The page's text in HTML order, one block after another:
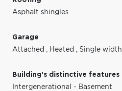
Asphalt shingles
Garage
Attached , Heated , Single width
Building's distinctive features
Intergenerational - Basement